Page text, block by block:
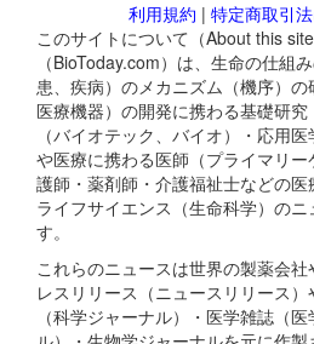
利用規約 | 特定商取引
このサイトについて（About this
（BioToday.com）は、生命の仕組
患、疾病）のメカニズム（機序）の
医療機器）の開発に携わる基礎研
（バイオテック、バイオ）・応用
や医療に携わる医師（プライマリ
護師・薬剤師・介護福祉士などの
ライフサイエンス（生命科学）のニ
す。
これらのニュースは世界の製薬会
レスリリース（ニュースリリース
（科学ジャーナル）・医学雑誌（